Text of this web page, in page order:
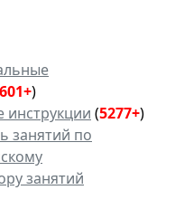
)
инструкции (5277+)
занятий по
занятий